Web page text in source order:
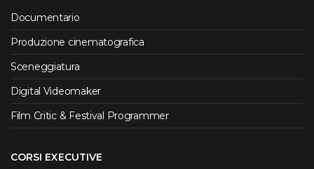
Documentario
Produzione cinematografica
Sceneggiatura
Digital Videomaker
Film Critic & Festival Programmer
CORSI EXECUTIVE